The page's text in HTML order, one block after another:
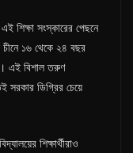
শিক্ষা সংস্কারের পেছনে
১৬ থেকে ২৪ বছর
এই বিশাল তরুণ
সরকার ডিগ্রির চেয়ে
শিক্ষার্থীরাও